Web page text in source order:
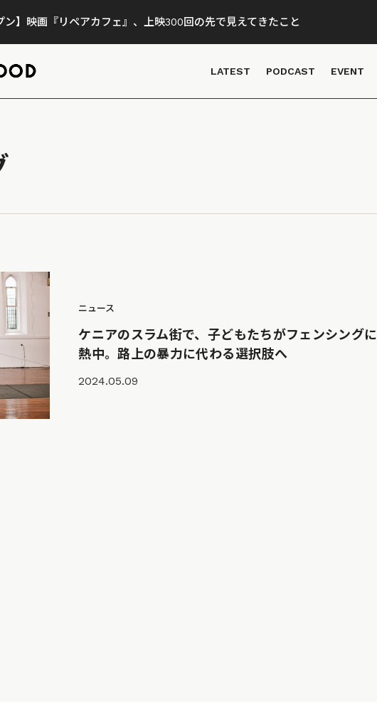
ン】映画『リペアカフェ』、上映300回の先で見えてきたこと
LATEST PODCAST EVENT
ニュース
ケニアのスラム街で、子どもたちがフェンシングに
熱中。路上の暴力に代わる選択肢へ
2024.05.09